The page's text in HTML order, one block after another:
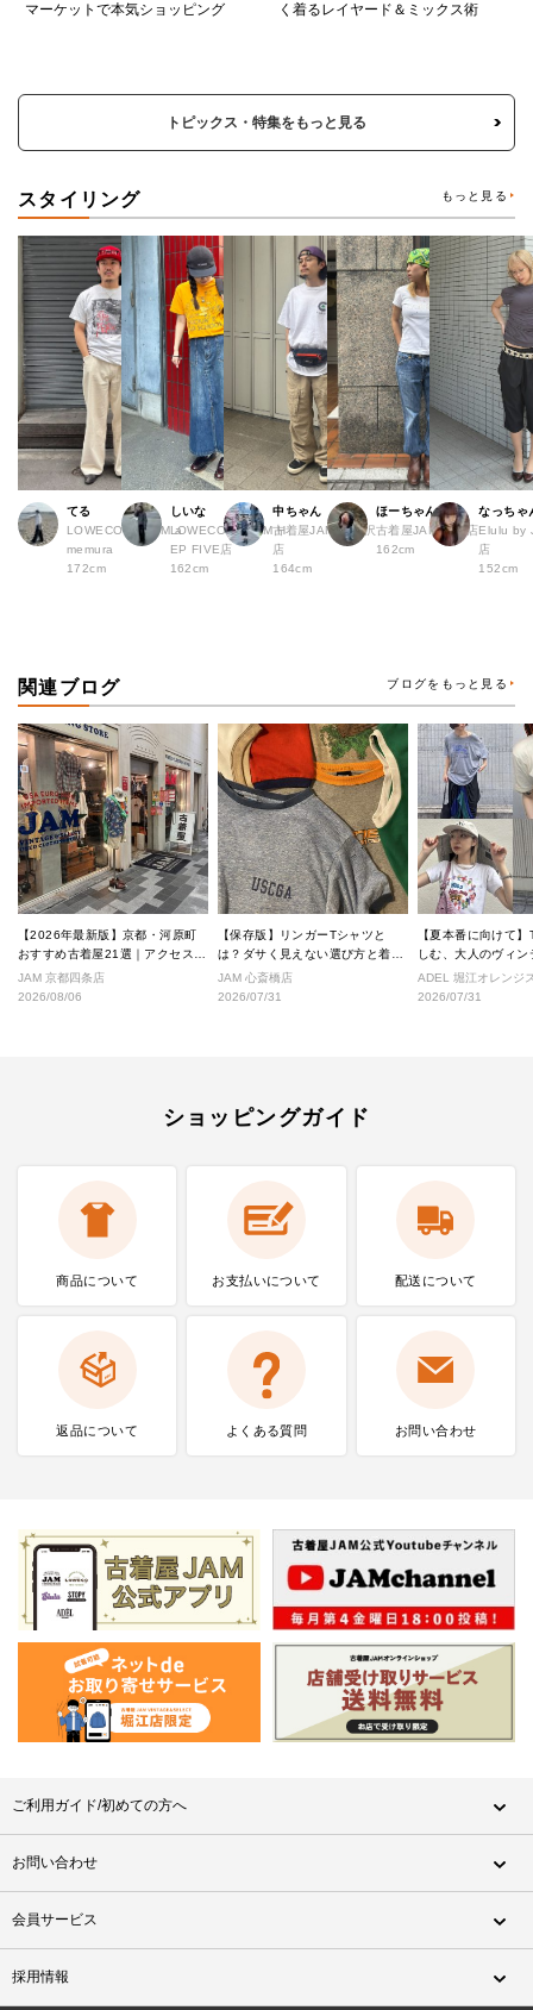
マーケットで本気ショッピング
く着るレイヤード＆ミックス術
トピックス・特集をもっと見る
スタイリング もっと見る
てる
LOWECO by JAM a
memura
172cm
しいな
LOWECO by JAM H
EP FIVE店
162cm
中ちゃん
古着屋JAM 下北沢
店
164cm
ほーちゃん
古着屋JAM 広島店
162cm
なっちゃ
Elulu by
店
152cm
関連ブログ ブログをもっと見る
【2026年最新版】京都・河原町
おすすめ古着屋21選｜アクセス良
好な絶対行くべきショップ厳選！
JAM 京都四条店
2026/08/06
【保存版】リンガーTシャツと
は？ダサく見えない選び方と着こ
なし完全ガイド
JAM 心斎橋店
2026/07/31
【夏本番に向けて
しむ、大人のヴィ
ル
ADEL 堀江オレンジ
2026/07/31
ショッピングガイド
商品について お支払いについて 配送について
返品について よくある質問 お問い合わせ
ご利用ガイド/初めての方へ
お問い合わせ
会員サービス
採用情報